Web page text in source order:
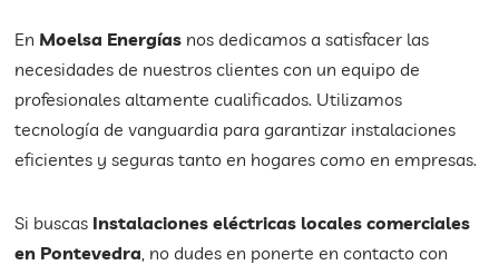
En Moelsa Energías nos dedicamos a satisfacer las
necesidades de nuestros clientes con un equipo de
profesionales altamente cualificados. Utilizamos
tecnología de vanguardia para garantizar instalaciones
eficientes y seguras tanto en hogares como en empresas.
Si buscas Instalaciones eléctricas locales comerciales
en Pontevedra , no dudes en ponerte en contacto con